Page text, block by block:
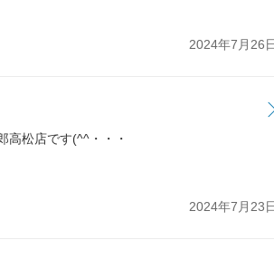
2024年7月26
高松店です(^^・・・
2024年7月23